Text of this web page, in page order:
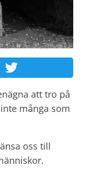
att tro på
många som
oss till